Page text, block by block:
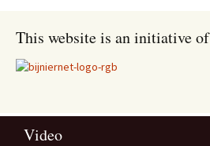
This website is an initiative of
Video